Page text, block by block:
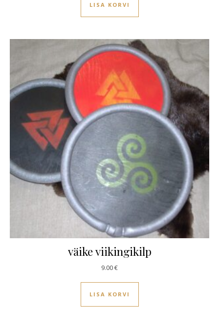
LISA KORVI
väike viikingikilp
9.00€
LISA KORVI